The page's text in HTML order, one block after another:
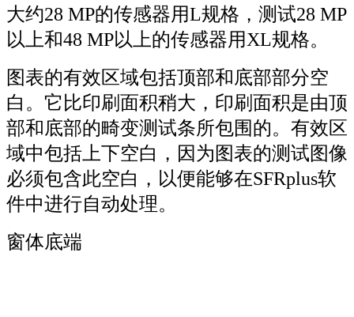
大约28 MP的传感器用L规格，测试28 MP
以上和48 MP以上的传感器用XL规格。
图表的有效区域包括顶部和底部部分空
白。它比印刷面积稍大，印刷面积是由顶
部和底部的畸变测试条所包围的。有效区
域中包括上下空白，因为图表的测试图像
必须包含此空白，以便能够在SFRplus软
件中进行自动处理。
窗体底端